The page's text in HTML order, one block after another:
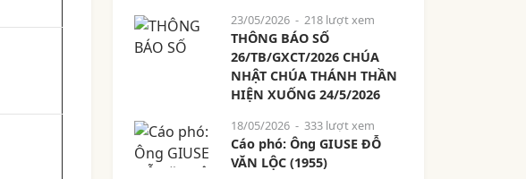
23/05/2026- 218 lượt xem
THÔNG BÁO SỐ
26/TB/GXCT/2026 CHÚA
NHẬT CHÚA THÁNH THẦN
HIỆN XUỐNG 24/5/2026
18/05/2026- 333 lượt xem
Cáo phó: Ông GIUSE ĐỖ
VĂN LỘC (1955)